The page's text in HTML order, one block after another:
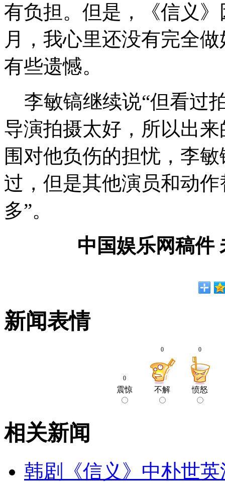
有负担。但是，《信义
月，我心里还没有完全
有些遗憾。
李敏镐继续说“但看过
导演拍摄太好，所以出
围对他负伤的担忧，李
过，但是其他演员和动
多”。
中国娱乐网稿件
新闻表情
0
震惊
0
不解
0
愤怒
相关新闻
韩剧《信义》中朴世